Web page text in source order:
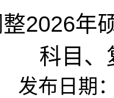
2026年
科目、
发布日期